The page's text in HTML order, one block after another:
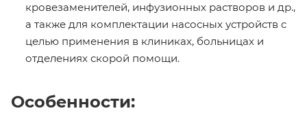
кровезаменителей, инфузионных растворов и др.,
а также для комплектации насосных устройств с
целью применения в клиниках, больницах и
отделениях скорой помощи.
Особенности: